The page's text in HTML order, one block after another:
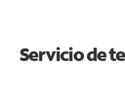
Servicio de